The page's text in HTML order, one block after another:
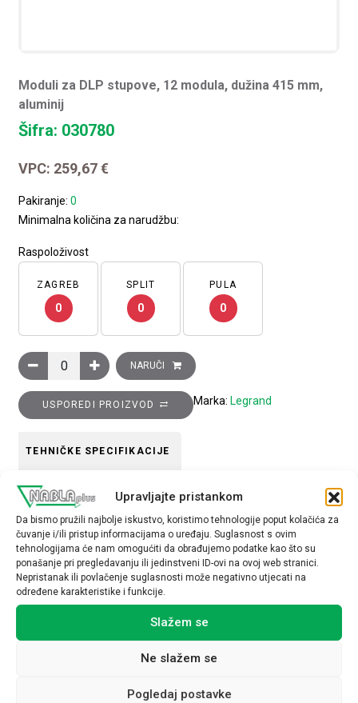
Upravljajte pristankom
Da bismo pružili najbolje iskustvo, koristimo tehnologije poput kolačića za
čuvanje i/ili pristup informacijama o uređaju. Suglasnost s ovim
tehnologijama će nam omogućiti da obrađujemo podatke kao što su
ponašanje pri pregledavanju ili jedinstveni ID-ovi na ovoj web stranici.
Nepristanak ili povlačenje suglasnosti može negativno utjecati na
određene karakteristike i funkcije.
Slažem se
Ne slažem se
Pogledaj postavke
Moduli za DLP stupove, 12 modula, dužina 415 mm,
aluminij
Šifra: 030780
VPC: 259,67€
Pakiranje:0
Minimalna količina za narudžbu:
Raspoloživost
ZAGREB
0
SPLIT
0
PULA
0
Moduli za DLP stupove, 12 modula, dužina 415 mm, aluminij
NARUČI
USPOREDI PROIZVOD Marka: Legrand
TEHNIČKE SPECIFIKACIJE
Boja
aluminij
Povezani proizvodi